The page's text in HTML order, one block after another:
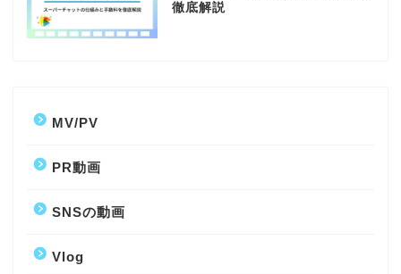
徹底解説
MV/PV
PR動画
SNSの動画
Vlog